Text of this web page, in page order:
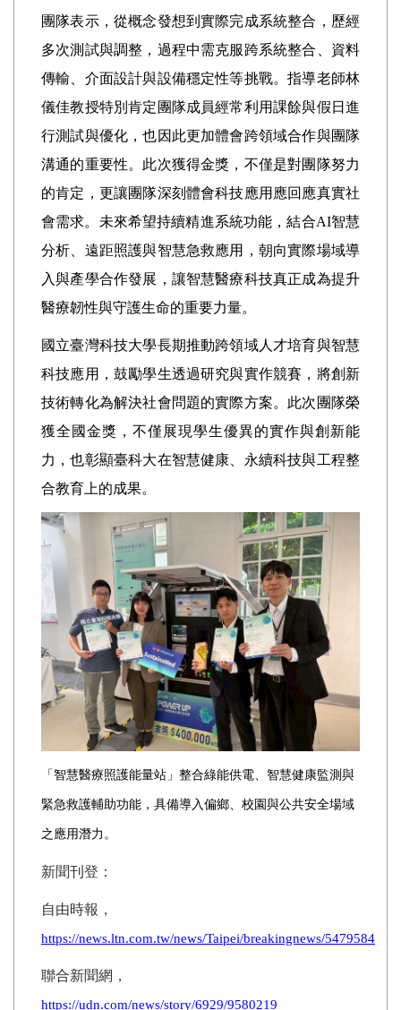
團隊表示，從概念發想到實際完成系統整合，歷經
多次測試與調整，過程中需克服跨系統整合、資料
傳輸、介面設計與設備穩定性等挑戰。指導老師林
儀佳教授特別肯定團隊成員經常利用課餘與假日進
行測試與優化，也因此更加體會跨領域合作與團隊
溝通的重要性。此次獲得金獎，不僅是對團隊努力
的肯定，更讓團隊深刻體會科技應用應回應真實社
會需求。未來希望持續精進系統功能，結合AI智慧
分析、遠距照護與智慧急救應用，朝向實際場域導
入與產學合作發展，讓智慧醫療科技真正成為提升
醫療韌性與守護生命的重要力量。
國立臺灣科技大學長期推動跨領域人才培育與智慧
科技應用，鼓勵學生透過研究與實作競賽，將創新
技術轉化為解決社會問題的實際方案。此次團隊榮
獲全國金獎，不僅展現學生優異的實作與創新能
力，也彰顯臺科大在智慧健康、永續科技與工程整
合教育上的成果。
「智慧醫療照護能量站」整合綠能供電、智慧健康監測與
緊急救護輔助功能，具備導入偏鄉、校園與公共安全場域
之應用潛力。
新聞刊登：
自由時報，
https://news.ltn.com.tw/news/Taipei/breakingnews/5479584
聯合新聞網，
https://udn.com/news/story/6929/9580219